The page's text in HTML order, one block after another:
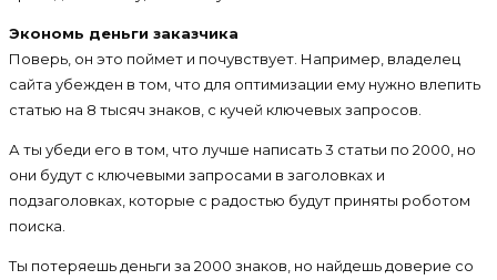
Экономь деньги заказчика
Поверь, он это поймет и почувствует. Например, владелец
сайта убежден в том, что для оптимизации ему нужно влепить
статью на 8 тысяч знаков, с кучей ключевых запросов.
А ты убеди его в том, что лучше написать 3 статьи по 2000, но
они будут с ключевыми запросами в заголовках и
подзаголовках, которые с радостью будут приняты роботом
поиска.
Ты потеряешь деньги за 2000 знаков, но найдешь доверие со